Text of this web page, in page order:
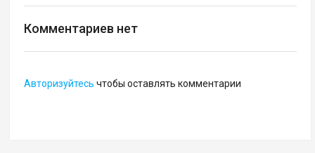
Комментариев нет
Авторизуйтесь чтобы оставлять комментарии